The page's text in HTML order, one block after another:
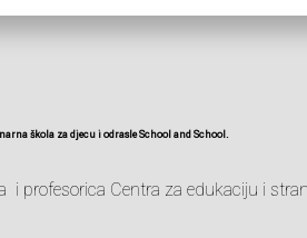
škola za djecu i odrasle School and School.
i profesorica Centra za edukaciju i